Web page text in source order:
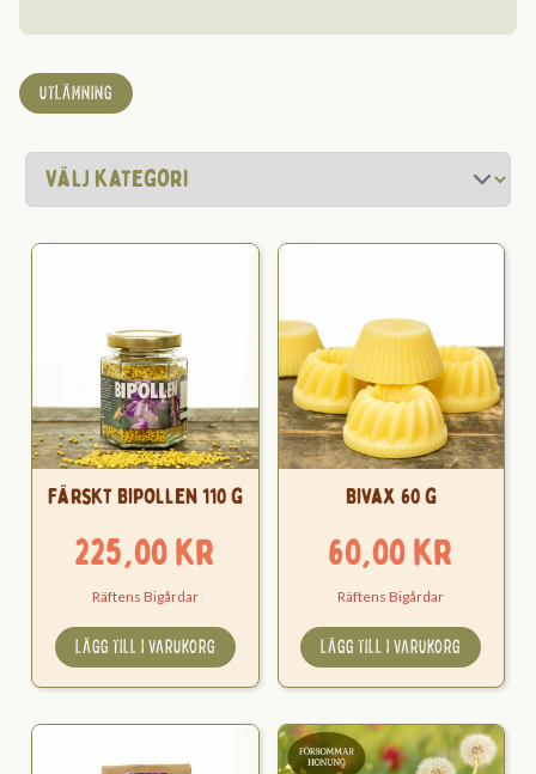
UTLÄMNING
Färskt Bipollen 110 g
225,00kr
Räftens Bigårdar
LÄGG TILL I VARUKORG
Bivax 60 g
60,00kr
Räftens Bigårdar
LÄGG TILL I VARUKORG